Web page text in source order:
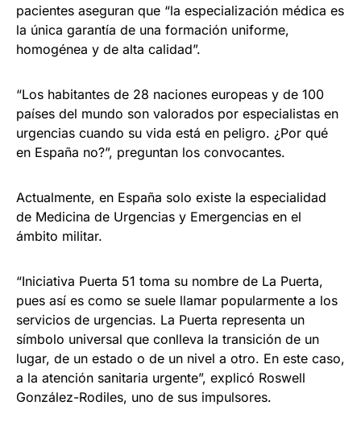
pacientes aseguran que “la especialización médica es
la única garantía de una formación uniforme,
homogénea y de alta calidad”.
“Los habitantes de 28 naciones europeas y de 100
países del mundo son valorados por especialistas en
urgencias cuando su vida está en peligro. ¿Por qué
en España no?”, preguntan los convocantes.
Actualmente, en España solo existe la especialidad
de Medicina de Urgencias y Emergencias en el
ámbito militar.
“Iniciativa Puerta 51 toma su nombre de La Puerta,
pues así es como se suele llamar popularmente a los
servicios de urgencias. La Puerta representa un
símbolo universal que conlleva la transición de un
lugar, de un estado o de un nivel a otro. En este caso,
a la atención sanitaria urgente”, explicó Roswell
González-Rodiles, uno de sus impulsores.